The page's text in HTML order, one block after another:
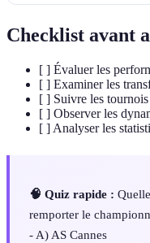
Checklist avant
[ ] Évaluer les
[ ] Examiner les
[ ] Suivre les
[ ] Observer les
[ ] Analyser les
🧠 Quiz rapide :
remporter le
- A) AS Cannes